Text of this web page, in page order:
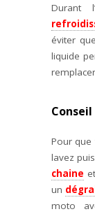
Durant
éviter
liquide
Pour
lavez
chaine
un
moto